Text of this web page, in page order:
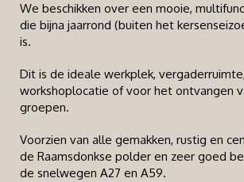
We beschikken over een mooie,
die bijna jaarrond (buiten het
is.
Dit is de ideale werkplek, vergaderruimte,
workshoplocatie of voor het ontvangen
groepen.
Voorzien van alle gemakken, rustig en
de Raamsdonkse polder en zeer goed
de snelwegen A27 en A59.